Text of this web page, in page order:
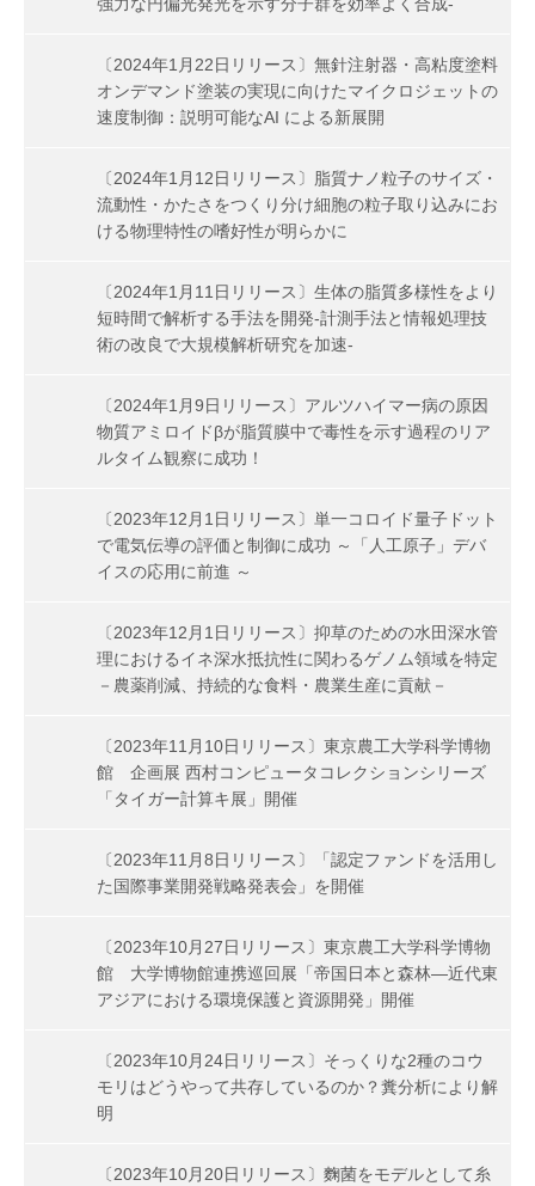
〔2024年1月22日リリース〕無針注射器・高粘度塗料
オンデマンド塗装の実現に向けたマイクロジェットの
速度制御：説明可能なAI による新展開
〔2024年1月12日リリース〕脂質ナノ粒子のサイズ・
流動性・かたさをつくり分け細胞の粒子取り込みにお
ける物理特性の嗜好性が明らかに
〔2024年1月11日リリース〕生体の脂質多様性をより
短時間で解析する手法を開発-計測手法と情報処理技
術の改良で大規模解析研究を加速-
〔2024年1月9日リリース〕アルツハイマー病の原因
物質アミロイドβが脂質膜中で毒性を示す過程のリア
ルタイム観察に成功！
〔2023年12月1日リリース〕単一コロイド量子ドット
で電気伝導の評価と制御に成功 ～「人工原子」デバ
イスの応用に前進 ～
〔2023年12月1日リリース〕抑草のための水田深水管
理におけるイネ深水抵抗性に関わるゲノム領域を特定
－農薬削減、持続的な食料・農業生産に貢献－
〔2023年11月10日リリース〕東京農工大学科学博物
館 企画展 西村コンピュータコレクションシリーズ
「タイガー計算キ展」開催
〔2023年11月8日リリース〕「認定ファンドを活用し
た国際事業開発戦略発表会」を開催
〔2023年10月27日リリース〕東京農工大学科学博物
館 大学博物館連携巡回展「帝国日本と森林—近代東
アジアにおける環境保護と資源開発」開催
〔2023年10月24日リリース〕そっくりな2種のコウ
モリはどうやって共存しているのか？糞分析により解
明
〔2023年10月20日リリース〕麴菌をモデルとして糸